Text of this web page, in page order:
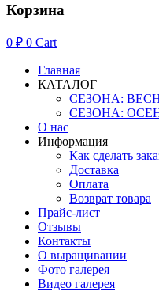
Корзина
0 ₽ 0 Cart
Главная
КАТАЛОГ
СЕЗОНА:
СЕЗОНА:
О нас
Информация
Как сделать
Доставка
Оплата
Возврат товара
Прайс-лист
Отзывы
Контакты
О выращивании
Фото галерея
Видео галерея